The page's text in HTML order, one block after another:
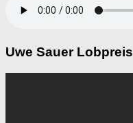
Uwe Sauer Lobpreis